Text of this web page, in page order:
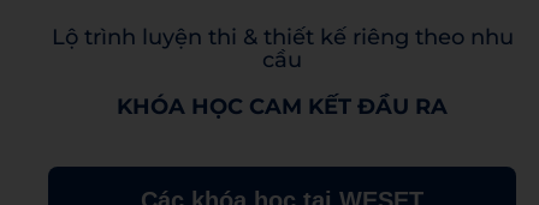
Lộ trình luyện thi & thiết kế riêng theo nhu
cầu
KHÓA HỌC CAM KẾT ĐẦU RA